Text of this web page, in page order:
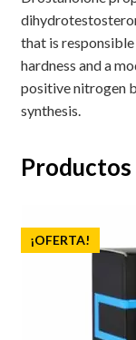
that is
hardness and a
positive nitrogen
synthesis.
¡OFERTA!